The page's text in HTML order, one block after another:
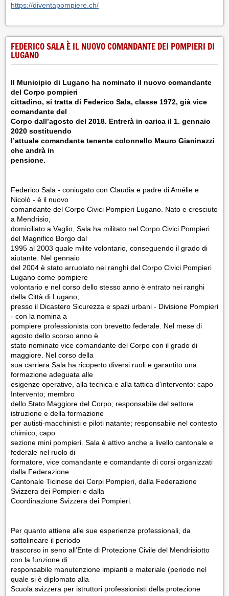
https://diventapompiere.ch/
FEDERICO SALA È IL NUOVO COMANDANTE DEI POMPIERI DI
LUGANO
Il Municipio di Lugano ha nominato il nuovo comandante
del Corpo pompieri
cittadino, si tratta di Federico Sala, classe 1972, già vice
comandante del
Corpo dall’agosto del 2018. Entrerà in carica il 1. gennaio
2020 sostituendo
l’attuale comandante tenente colonnello Mauro Gianinazzi
che andrà in
pensione.
Federico Sala - coniugato con Claudia e padre di Amélie e
Nicolò - è il nuovo
comandante del Corpo Civici Pompieri Lugano. Nato e cresciuto
a Mendrisio,
domiciliato a Vaglio, Sala ha militato nel Corpo Civici Pompieri
del Magnifico Borgo dal
1995 al 2003 quale milite volontario, conseguendo il grado di
aiutante. Nel gennaio
del 2004 è stato arruolato nei ranghi del Corpo Civici Pompieri
Lugano come pompiere
volontario e nel corso dello stesso anno è entrato nei ranghi
della Città di Lugano,
presso il Dicastero Sicurezza e spazi urbani - Divisione Pompieri
- con la nomina a
pompiere professionista con brevetto federale. Nel mese di
agosto dello scorso anno è
stato nominato vice comandante del Corpo con il grado di
maggiore. Nel corso della
sua carriera Sala ha ricoperto diversi ruoli e garantito una
formazione adeguata alle
esigenze operative, alla tecnica e alla tattica d’intervento: capo
Intervento; membro
dello Stato Maggiore del Corpo; responsabile del settore
istruzione e della formazione
per autisti-macchinisti e piloti natante; responsabile nel contesto
chimico; capo
sezione mini pompieri. Sala è attivo anche a livello cantonale e
federale nel ruolo di
formatore, vice comandante e comandante di corsi organizzati
dalla Federazione
Cantonale Ticinese dei Corpi Pompieri, dalla Federazione
Svizzera dei Pompieri e dalla
Coordinazione Svizzera dei Pompieri.
Per quanto attiene alle sue esperienze professionali, da
sottolineare il periodo
trascorso in seno all’Ente di Protezione Civile del Mendrisiotto
con la funzione di
responsabile manutenzione impianti e materiale (periodo nel
quale si è diplomato alla
Scuola svizzera per istruttori professionisti della protezione